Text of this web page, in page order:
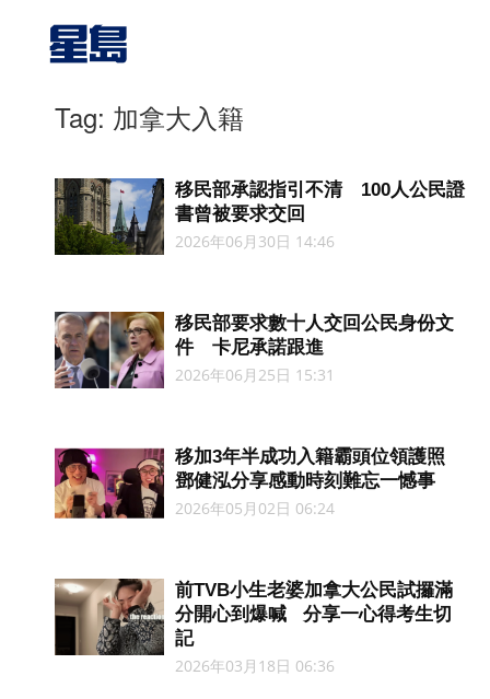
Tag: 加拿大入籍
移民部承認指引不清 100人公民證
書曾被要求交回
2026年06月30日 14:46
移民部要求數十人交回公民身份文
件 卡尼承諾跟進
2026年06月25日 15:31
移加3年半成功入籍霸頭位領護照
鄧健泓分享感動時刻難忘一憾事
2026年05月02日 06:24
前TVB小生老婆加拿大公民試攞滿
分開心到爆喊 分享一心得考生切
記
2026年03月18日 06:36